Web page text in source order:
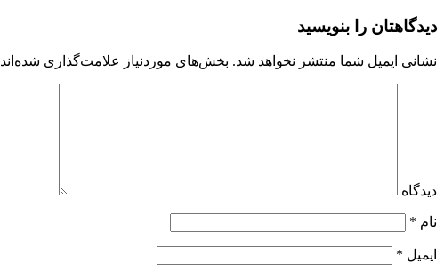
دیدگاهتان را بنویسید
نشانی ایمیل شما منتشر نخواهد شد. بخش‌های موردنیاز علامت‌گذاری شده‌اند
دیدگاه
نام *
ایمیل *